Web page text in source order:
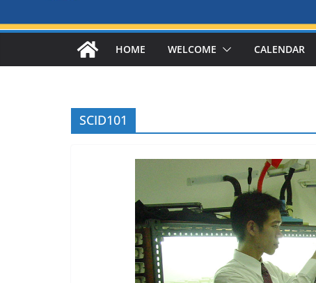
HOME WELCOME CALENDAR
SCID101